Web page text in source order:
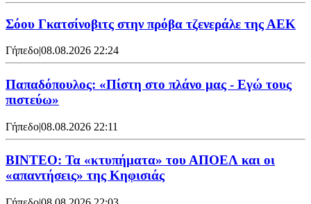
Σόου Γκατσίνοβιτς στην πρόβα τζενεράλε της ΑΕΚ
Γήπεδο|08.08.2026 22:24
Παπαδόπουλος: «Πίστη στο πλάνο μας - Εγώ τους
πιστεύω»
Γήπεδο|08.08.2026 22:11
ΒΙΝΤΕΟ: Τα «κτυπήματα» του ΑΠΟΕΛ και οι
«απαντήσεις» της Κηφισιάς